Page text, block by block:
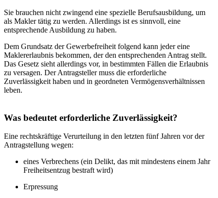
Sie brauchen nicht zwingend eine spezielle Berufsausbildung, um
als Makler tätig zu werden. Allerdings ist es sinnvoll, eine
entsprechende Ausbildung zu haben.
Dem Grundsatz der Gewerbefreiheit folgend kann jeder eine
Maklererlaubnis bekommen, der den entsprechenden Antrag stellt.
Das Gesetz sieht allerdings vor, in bestimmten Fällen die Erlaubnis
zu versagen. Der Antragsteller muss die erforderliche
Zuverlässigkeit haben und in geordneten Vermögensverhältnissen
leben.
Was bedeutet erforderliche Zuverlässigkeit?
Eine rechtskräftige Verurteilung in den letzten fünf Jahren vor der
Antragstellung wegen:
eines Verbrechens (ein Delikt, das mit mindestens einem Jahr
Freiheitsentzug bestraft wird)
Erpressung